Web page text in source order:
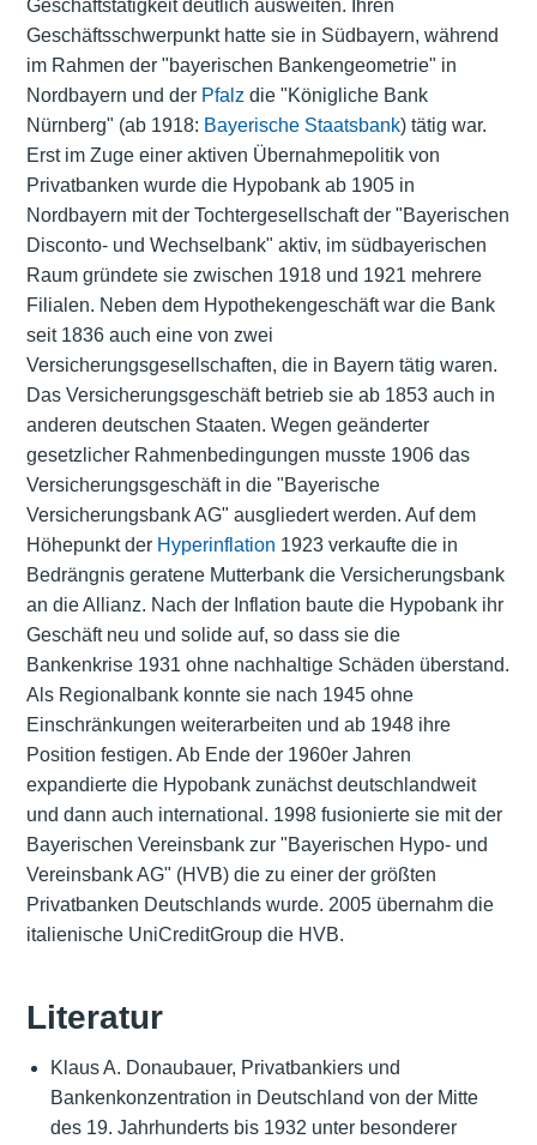
Geschäftstätigkeit deutlich ausweiten. Ihren
Geschäftsschwerpunkt hatte sie in Südbayern, während
im Rahmen der "bayerischen Bankengeometrie" in
Nordbayern und der Pfalz die "Königliche Bank
Nürnberg" (ab 1918: Bayerische Staatsbank) tätig war.
Erst im Zuge einer aktiven Übernahmepolitik von
Privatbanken wurde die Hypobank ab 1905 in
Nordbayern mit der Tochtergesellschaft der "Bayerischen
Disconto- und Wechselbank" aktiv, im südbayerischen
Raum gründete sie zwischen 1918 und 1921 mehrere
Filialen. Neben dem Hypothekengeschäft war die Bank
seit 1836 auch eine von zwei
Versicherungsgesellschaften, die in Bayern tätig waren.
Das Versicherungsgeschäft betrieb sie ab 1853 auch in
anderen deutschen Staaten. Wegen geänderter
gesetzlicher Rahmenbedingungen musste 1906 das
Versicherungsgeschäft in die "Bayerische
Versicherungsbank AG" ausgliedert werden. Auf dem
Höhepunkt der Hyperinflation 1923 verkaufte die in
Bedrängnis geratene Mutterbank die Versicherungsbank
an die Allianz. Nach der Inflation baute die Hypobank ihr
Geschäft neu und solide auf, so dass sie die
Bankenkrise 1931 ohne nachhaltige Schäden überstand.
Als Regionalbank konnte sie nach 1945 ohne
Einschränkungen weiterarbeiten und ab 1948 ihre
Position festigen. Ab Ende der 1960er Jahren
expandierte die Hypobank zunächst deutschlandweit
und dann auch international. 1998 fusionierte sie mit der
Bayerischen Vereinsbank zur "Bayerischen Hypo- und
Vereinsbank AG" (HVB) die zu einer der größten
Privatbanken Deutschlands wurde. 2005 übernahm die
italienische UniCreditGroup die HVB.
Literatur
Klaus A. Donaubauer, Privatbankiers und
Bankenkonzentration in Deutschland von der Mitte
des 19. Jahrhunderts bis 1932 unter besonderer